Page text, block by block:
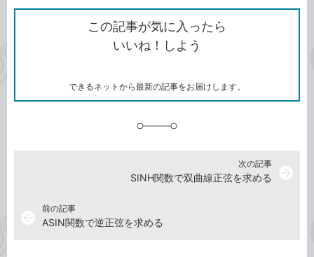
で
シ
ェ
ア
シ
ェ
ア
な
ブ
ッ
ク
ク
ク
を
コ
この記事が気に入ったら
いいね！しよう
できるネットから最新の記事をお届けします。
前の記事
ASIN関数で逆正弦を求める
次の記事
SINH関数で双曲線正弦を求める